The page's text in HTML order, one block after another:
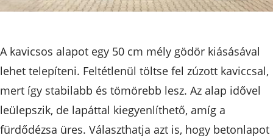
A kavicsos alapot egy 50 cm mély gödör kiásásával
lehet telepíteni. Feltétlenül töltse fel zúzott kaviccsal,
mert így stabilabb és tömörebb lesz. Az alap idővel
leülepszik, de lapáttal kiegyenlíthető, amíg a
fürdődézsa üres. Választhatja azt is, hogy betonlapot